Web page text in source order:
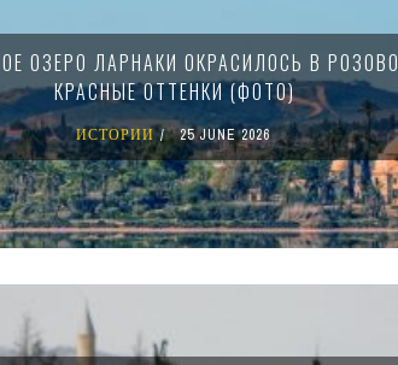
ОЗЕРО ЛАРНАКИ ОКРАСИЛОСЬ В
КРАСНЫЕ ОТТЕНКИ (ФОТО)
ИСТОРИИ 25 JUNE 2026